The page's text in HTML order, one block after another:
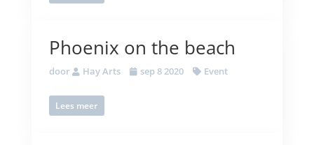
Phoenix on the beach
door Hay Arts sep 8 2020 Event
Lees meer